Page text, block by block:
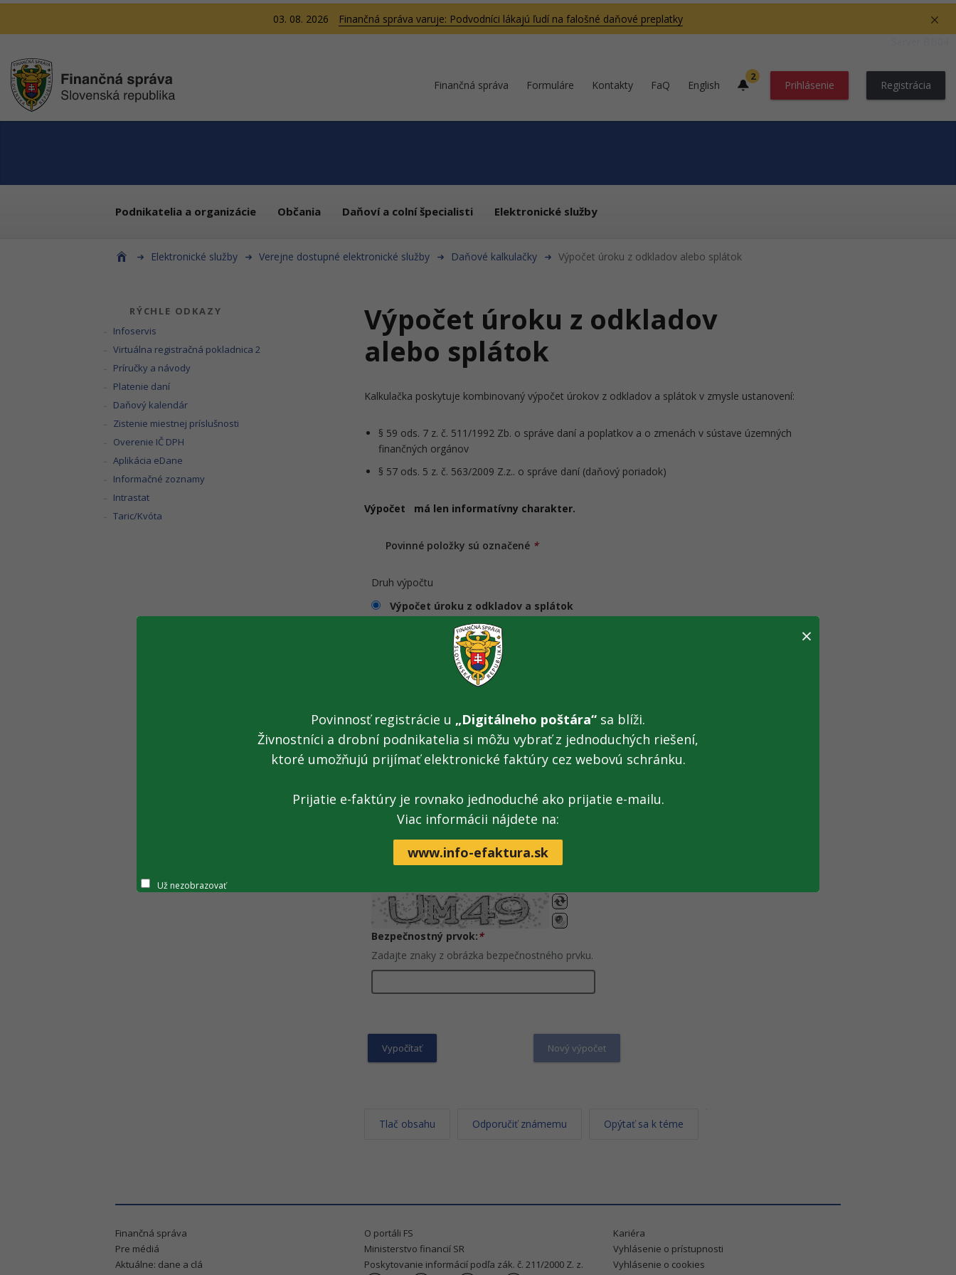
03. 08. 2026
Finančná správa varuje: Podvodníci lákajú ľudí na falošné daňové preplatky
Finančná správa Formuláre Kontakty FaQ English
2
Prihlásenie Registrácia
Podnikatelia a organizácie Občania Daňoví a colní špecialisti Elektronické služby
Elektronické služby Verejne dostupné elektronické služby Daňové kalkulačky Výpočet úroku z odkladov alebo splátok
RÝCHLE ODKAZY
Infoservis
Virtuálna registračná pokladnica 2
Príručky a návody
Platenie daní
Daňový kalendár
Zistenie miestnej príslušnosti
Overenie IČ DPH
Aplikácia eDane
Informačné zoznamy
Intrastat
Taric/Kvóta
Výpočet úroku z odkladov
alebo splátok
Kalkulačka poskytuje kombinovaný výpočet úrokov z odkladov a splátok v zmysle ustanovení:
§ 59 ods. 7 z. č. 511/1992 Zb. o správe daní a poplatkov a o zmenách v sústave územných
finančných orgánov
§ 57 ods. 5 z. č. 563/2009 Z.z.. o správe daní (daňový poriadok)
Výpočet má len informatívny charakter.
Povinné položky sú označené *
Druh výpočtu
Výpočet úroku z odkladov a splátok
Výpočet dátumu zaplatenia
Dátum splatnosti:*
V tvare deň.mesiac.rok napr. 1.1.2009
Predpokladaný dátum zaplatenia:
Bezpečnostný prvok:*
Zadajte znaky z obrázka bezpečnostného prvku.
Tlač obsahu Odporučiť známemu Opýtať sa k téme
Finančná správa
Pre médiá
Aktuálne: dane a clá
O portáli FS
Ministerstvo financií SR
Poskytovanie informácií podľa zák. č. 211/2000 Z. z.
Kariéra
Vyhlásenie o prístupnosti
Vyhlásenie o cookies
×
Povinnosť registrácie u „Digitálneho poštára“ sa blíži.
Živnostníci a drobní podnikatelia si môžu vybrať z jednoduchých riešení,
ktoré umožňujú prijímať elektronické faktúry cez webovú schránku.
Prijatie e-faktúry je rovnako jednoduché ako prijatie e-mailu.
Viac informácii nájdete na:
www.info-efaktura.sk
Už nezobrazovať